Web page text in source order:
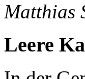
Matthias
Leere